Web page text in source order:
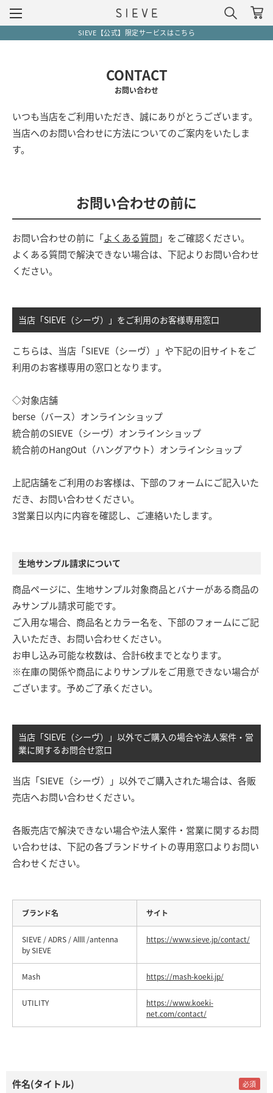
SIEVE【公式】限定サービスはこちら
CONTACT
お問い合わせ
いつも当店をご利用いただき、誠にありがとうございます。
当店へのお問い合わせに方法についてのご案内をいたしま
す。
お問い合わせの前に
お問い合わせの前に「よくある質問 」をご確認ください。
よくある質問で解決できない場合は、下記よりお問い合わせ
ください。
当店「SIEVE（シーヴ）」をご利用のお客様専用窓口
こちらは、当店「SIEVE（シーヴ）」や下記の旧サイトをご
利用のお客様専用の窓口となります。
◇対象店舗
berse（バース）オンラインショップ
統合前のSIEVE（シーヴ）オンラインショップ
統合前のHangOut（ハングアウト）オンラインショップ
上記店舗をご利用のお客様は、下部のフォームにご記入いた
だき、お問い合わせください。
3営業日以内に内容を確認し、ご連絡いたします。
生地サンプル請求について
商品ページに、生地サンプル対象商品とバナーがある商品の
みサンプル請求可能です。
ご入用な場合、商品名とカラー名を、下部のフォームにご記
入いただき、お問い合わせください。
お申し込み可能な枚数は、合計6枚までとなります。
※在庫の関係や商品によりサンプルをご用意できない場合が
ございます。予めご了承ください。
当店「SIEVE（シーヴ）」以外でご購入の場合や法人案件・営
業に関するお問合せ窓口
当店「SIEVE（シーヴ）」以外でご購入された場合は、各販
売店へお問い合わせください。
各販売店で解決できない場合や法人案件・営業に関するお問
い合わせは、下記の各ブランドサイトの専用窓口よりお問い
合わせください。
ブランド名 サイト
SIEVE / ADRS / Allll /antenna
by SIEVE
https://www.sieve.jp/contact/
Mash https://mash-koeki.jp/
UTILITY
https://www.koeki-
net.com/contact/
件名(タイトル)